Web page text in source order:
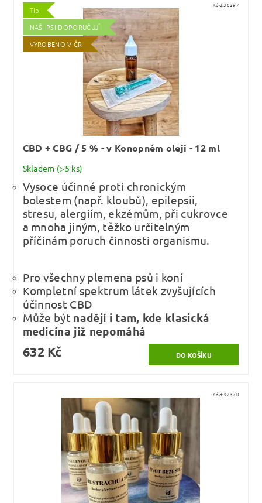
Tip
NAŠI PSI DOPORUČUJÍ
VYROBENO V ČR
Kód:36297
CBD + CBG / 5 % - v Konopném oleji - 12 ml
Skladem (>5 ks)
Vysoce účinné proti chronickým
bolestem (např. kloubů), epilepsii,
stresu, alergiím, ekzémům, při cukrovce
a mnoha jiným, těžko určitelným
příčinám poruch činnosti organismu.
Pro všechny plemena psů i koní
Kompletní spektrum látek zvyšujících
účinnost CBD
Může být nadějí i tam, kde klasická
medicína již nepomáhá
632 Kč
Kód:32370